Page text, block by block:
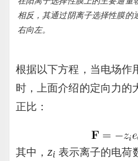
相反，其通过阴离子选择性膜的
右向左。
根据以下方程，当电场作
时，上面介绍的定向力的
正比：
其中，zi 表示离子的电荷